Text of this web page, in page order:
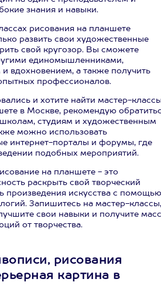
знания и навыки.
рисования на планшете
развить свои художественные
свой кругозор. Вы сможете
единомышленниками,
вдохновением, а также получить
профессионалов.
и хотите найти мастер-
в Москве, рекомендую
студиям и художественным
можно использовать
интернет-порталы и форумы, где
подобных мероприятий.
на планшете - это
раскрыть свой творческий
произведения искусства с помощью
Запишитесь на мастер-классы,
свои навыки и получите
от творчества.
рисования
картина в